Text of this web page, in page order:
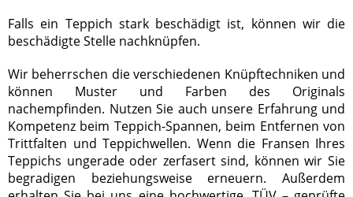
Falls ein Teppich stark beschädigt ist, können wir die
beschädigte Stelle nachknüpfen.
Wir beherrschen die verschiedenen Knüpftechniken und
können Muster und Farben des Originals
nachempfinden. Nutzen Sie auch unsere Erfahrung und
Kompetenz beim Teppich-Spannen, beim Entfernen von
Trittfalten und Teppichwellen. Wenn die Fransen Ihres
Teppichs ungerade oder zerfasert sind, können wir Sie
begradigen beziehungsweise erneuern. Außerdem